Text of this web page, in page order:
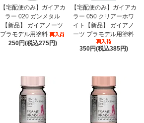
【宅配便のみ】ガイアカ
ラー 020 ガンメタル
【新品】 ガイアノーツ
プラモデル用塗料
250円(税込275円)
【宅配便のみ】ガイアカ
ラー 050 クリアーホワ
イト【新品】 ガイアノ
ーツ プラモデル用塗料
350円(税込385円)